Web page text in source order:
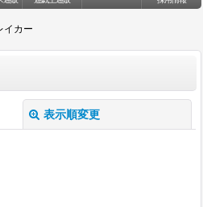
イカー
表示順変更